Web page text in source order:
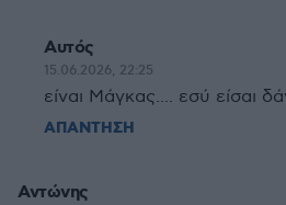
Αυτός
15.06.2026, 22:25
είναι Μάγκας.... εσύ είσαι
ΑΠΑΝΤΗΣΗ
Αντώνης